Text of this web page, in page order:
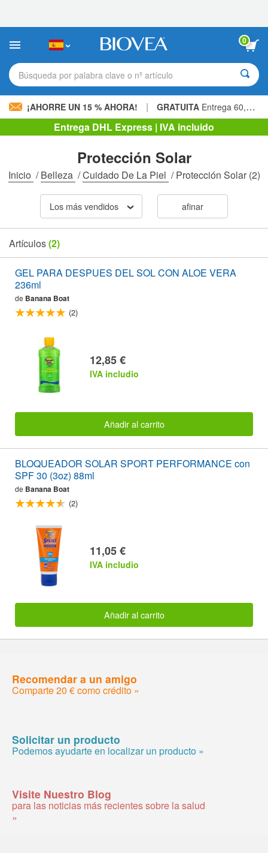
sitio
incluye
sistema
de
0
Búsqueda por palabra clave o nº artículo
¡AHORRE UN 15 % AHORA! | GRATUITA Entrega 60,00 € »
Entrega DHL Express | IVA incluido
Protección Solar
Inicio /Belleza /Cuidado De La Piel /Protección Solar(2)
Los más vendidos afinar
Artículos(2)
GEL PARA DESPUES DEL SOL CON ALOE VERA
236ml
de Banana Boat
(2)
12,85 €
IVA includio
Añadir al carrito
BLOQUEADOR SOLAR SPORT PERFORMANCE con
SPF 30 (3oz) 88ml
de Banana Boat
(2)
11,05 €
IVA includio
Añadir al carrito
Recomendar a un amigo
Comparte 20 € como crédito »
Solicitar un producto
Podemos ayudarte en localizar un producto »
Visite Nuestro Blog
para las noticias más recientes sobre la salud
»